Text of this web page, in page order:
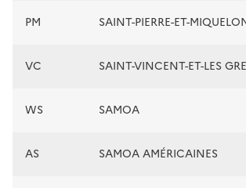
PM SAINT-PIERRE-ET-
VC SAINT-VINCENT-ET-LES
WS SAMOA
AS SAMOA AMÉRICAINES